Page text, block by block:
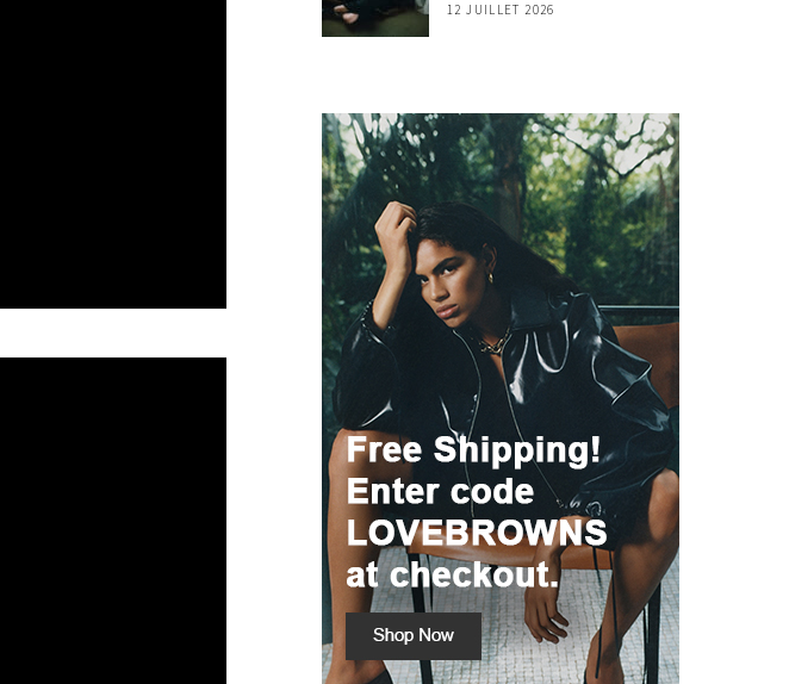
12 JUILLET 2026